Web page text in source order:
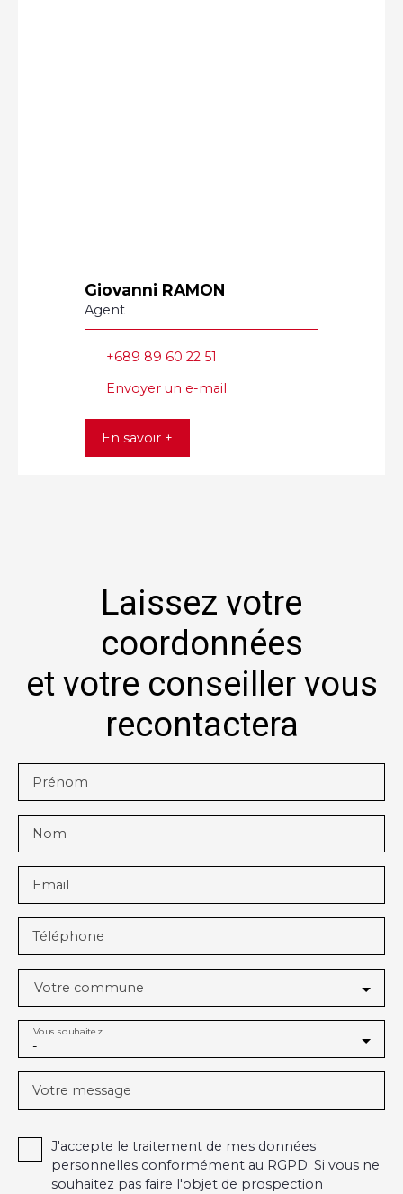
Giovanni RAMON
Agent
+689 89 60 22 51
Envoyer un e-mail
En savoir +
Laissez votre
coordonnées
et votre conseiller vous
recontactera
Prénom
Nom
Email
Téléphone
Votre commune
-
Vous souhaitez
Votre message
J'accepte le traitement de mes données
personnelles conformément au RGPD. Si vous ne
souhaitez pas faire l'objet de prospection